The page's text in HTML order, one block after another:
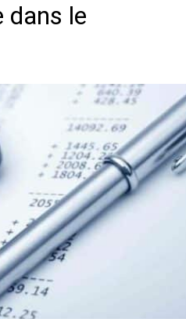
dans le